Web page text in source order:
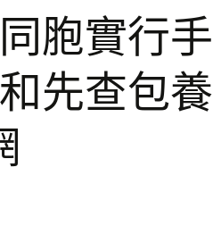
胞實行手
先查包養